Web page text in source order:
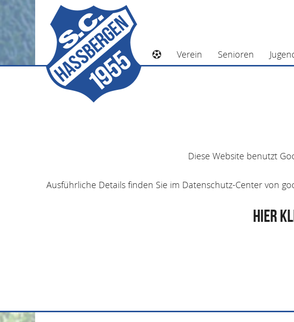
Verein Senioren
Diese Website benutzt
Ausführliche Details finden Sie im Datenschutz-Center von
HIER